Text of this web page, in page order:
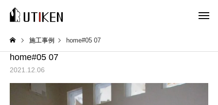
施工事例 home#05 07
home#05 07
2021.12.06